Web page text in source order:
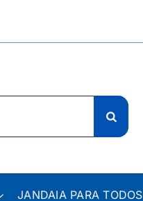
JANDAIA PARA TODOS